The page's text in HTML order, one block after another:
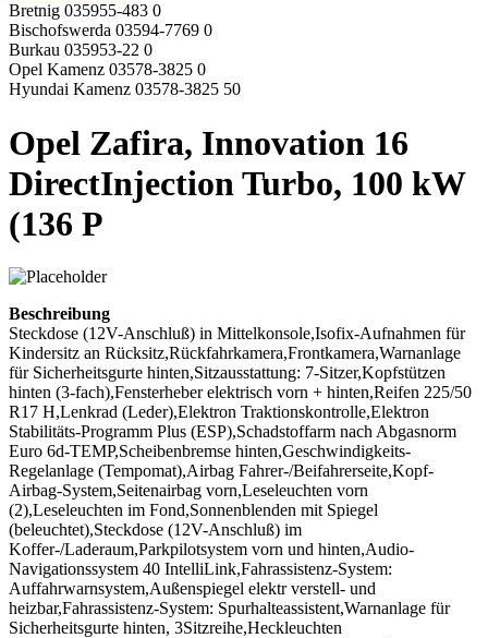
Bretnig 035955-483 0
Bischofswerda 03594-7769 0
Burkau 035953-22 0
Opel Kamenz 03578-3825 0
Hyundai Kamenz 03578-3825 50
Opel Zafira, Innovation 16
DirectInjection Turbo, 100 kW
(136 P
Beschreibung
Steckdose (12V-Anschluß) in Mittelkonsole,Isofix-Aufnahmen für
Kindersitz an Rücksitz,Rückfahrkamera,Frontkamera,Warnanlage
für Sicherheitsgurte hinten,Sitzausstattung: 7-Sitzer,Kopfstützen
hinten (3-fach),Fensterheber elektrisch vorn + hinten,Reifen 225/50
R17 H,Lenkrad (Leder),Elektron Traktionskontrolle,Elektron
Stabilitäts-Programm Plus (ESP),Schadstoffarm nach Abgasnorm
Euro 6d-TEMP,Scheibenbremse hinten,Geschwindigkeits-
Regelanlage (Tempomat),Airbag Fahrer-/Beifahrerseite,Kopf-
Airbag-System,Seitenairbag vorn,Leseleuchten vorn
(2),Leseleuchten im Fond,Sonnenblenden mit Spiegel
(beleuchtet),Steckdose (12V-Anschluß) im
Koffer-/Laderaum,Parkpilotsystem vorn und hinten,Audio-
Navigationssystem 40 IntelliLink,Fahrassistenz-System:
Auffahrwarnsystem,Außenspiegel elektr verstell- und
heizbar,Fahrassistenz-System: Spurhalteassistent,Warnanlage für
Sicherheitsgurte hinten, 3Sitzreihe,Heckleuchten